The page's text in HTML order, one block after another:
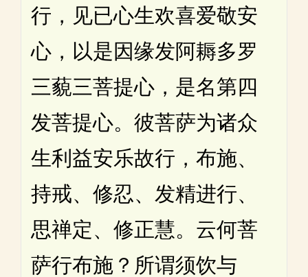
行，见已心生欢喜爱敬安
心，以是因缘发阿耨多罗
三藐三菩提心，是名第四
发菩提心。彼菩萨为诸众
生利益安乐故行，布施、
持戒、修忍、发精进行、
思禅定、修正慧。云何菩
萨行布施？所谓须饮与